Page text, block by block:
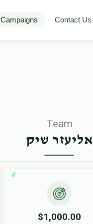
Campaigns Contact Us
Team
אליעזר שיק
$1,000.00